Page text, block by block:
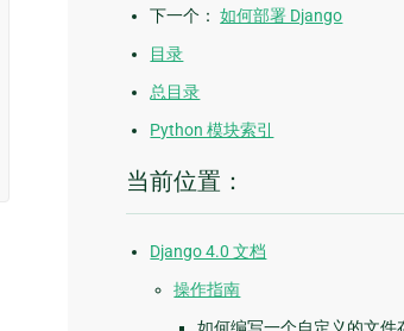
下一个：如何部署 Django
目录
总目录
Python 模块索引
当前位置：
Django 4.0 文档
操作指南